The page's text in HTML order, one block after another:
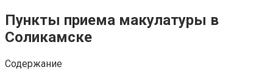
Пункты приема макулатуры в
Соликамске
Содержание